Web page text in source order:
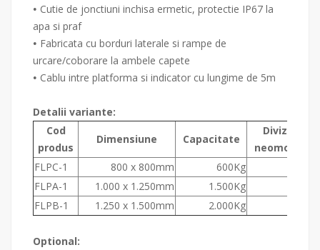
• Cutie de jonctiuni inchisa ermetic, protectie IP67 la
apa si praf
• Fabricata cu borduri laterale si rampe de
urcare/coborare la ambele capete
• Cablu intre platforma si indicator cu lungime de 5m
Detalii variante:
Cod
produs
Dimensiune Capacitate
Diviziune
neomologat
FLPC-1
800 x 800mm 600Kg
FLPA-1
1.000 x 1.250mm 1.500Kg
FLPB-1
1.250 x 1.500mm 2.000Kg
Optional: